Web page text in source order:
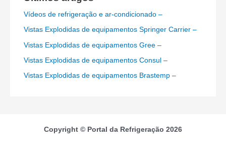
Vídeos de refrigeração e ar-condicionado –
Vistas Explodidas de equipamentos Springer Carrier –
Vistas Explodidas de equipamentos Gree –
Vistas Explodidas de equipamentos Consul –
Vistas Explodidas de equipamentos Brastemp –
Copyright © Portal da Refrigeração 2026